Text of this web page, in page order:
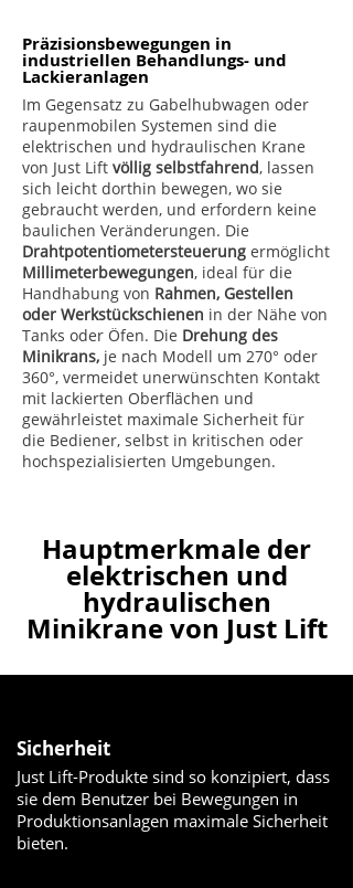
Präzisionsbewegungen in
industriellen Behandlungs- und
Lackieranlagen
Im Gegensatz zu Gabelhubwagen oder
raupenmobilen Systemen sind die
elektrischen und hydraulischen Krane
von Just Lift völlig selbstfahrend, lassen
sich leicht dorthin bewegen, wo sie
gebraucht werden, und erfordern keine
baulichen Veränderungen. Die
Drahtpotentiometersteuerung ermöglicht
Millimeterbewegungen, ideal für die
Handhabung von Rahmen, Gestellen
oder Werkstückschienen in der Nähe von
Tanks oder Öfen. Die Drehung des
Minikrans, je nach Modell um 270° oder
360°, vermeidet unerwünschten Kontakt
mit lackierten Oberflächen und
gewährleistet maximale Sicherheit für
die Bediener, selbst in kritischen oder
hochspezialisierten Umgebungen.
Hauptmerkmale der
elektrischen und
hydraulischen
Minikrane von Just Lift
Sicherheit
Just Lift-Produkte sind so konzipiert, dass
sie dem Benutzer bei Bewegungen in
Produktionsanlagen maximale Sicherheit
bieten.